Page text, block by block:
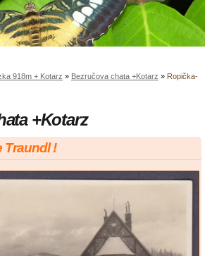
918m + Kotarz » Bezručova chata +Kotarz » Ropička-
+Kotarz
Traundl !